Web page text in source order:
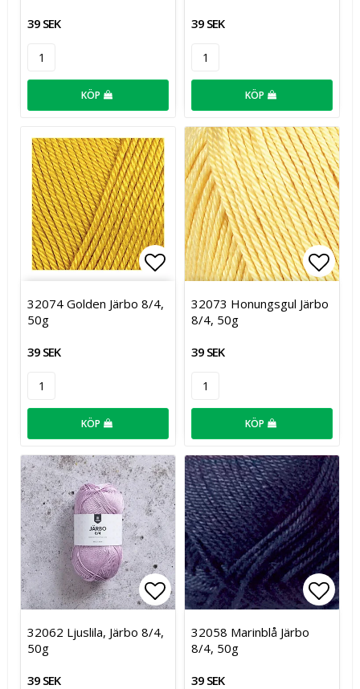
39 SEK
KÖP
39 SEK
KÖP
Lägg till i favoritlistan
32074 Golden Järbo 8/4,
50g
39 SEK
KÖP
32073 Honungsgul Järbo
8/4, 50g
39 SEK
KÖP
Lägg till i favoritlistan
32062 Ljuslila, Järbo 8/4,
50g
39 SEK
32058 Marinblå Järbo
8/4, 50g
39 SEK